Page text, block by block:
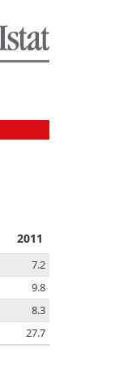
2011
7.2
9.8
8.3
27.7